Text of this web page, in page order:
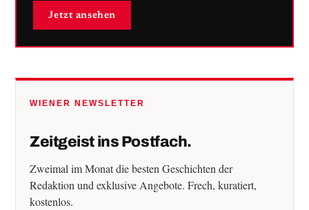
Jetzt ansehen
WIENER NEWSLETTER
Zeitgeist ins Postfach.
Zweimal im Monat die besten Geschichten der
Redaktion und exklusive Angebote. Frech, kuratiert,
kostenlos.